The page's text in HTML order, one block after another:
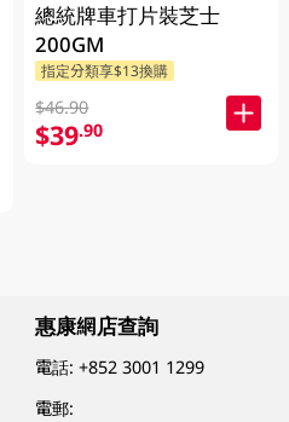
總統牌車打片裝芝士
200GM
指定分類享$13換購
$46.90
$39.90
惠康網店查詢
電話:+852 3001 1299
電郵: